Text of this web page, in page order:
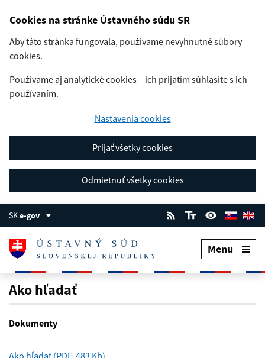
Cookies na stránke Ústavného súdu SR
Aby táto stránka fungovala, používame nevyhnutné súbory
cookies.
Používame aj analytické cookies – ich prijatím súhlasíte s ich
používaním.
Nastavenia cookies
Prijať všetky cookies
Odmietnuť všetky cookies
SKe-gov
Menu
Ako hladať
Ako hľadať
Dokumenty